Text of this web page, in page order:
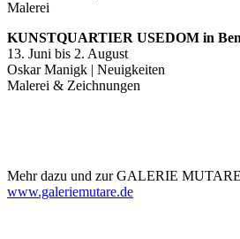
Malerei
KUNSTQUARTIER USEDOM in
13. Juni bis 2. August
Oskar Manigk | Neuigkeiten
Malerei & Zeichnungen
Mehr dazu und zur GALERIE
www.galeriemutare.de